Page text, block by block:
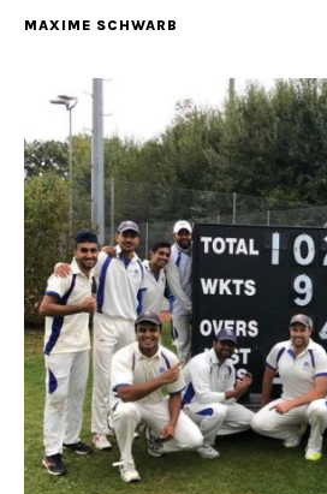
MAXIME SCHWARB